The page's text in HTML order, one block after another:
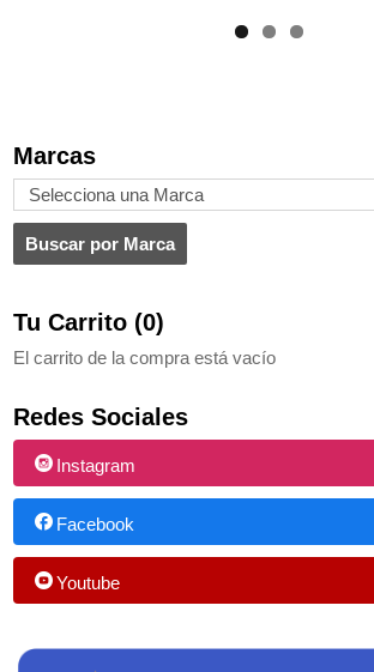
Marcas
Tu Carrito (0)
El carrito de la compra está vacío
Redes Sociales
Instagram
Facebook
Youtube